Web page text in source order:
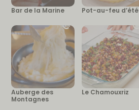
Bar de la Marine Pot-au-feu d’été
Auberge des
Montagnes
Le Chamouxriz